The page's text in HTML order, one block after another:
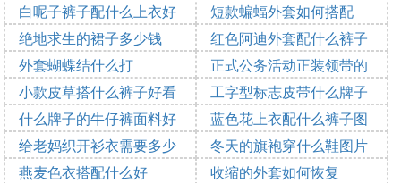
看
2025-10-19 15:11:40 2025-10-19 14:57:46
白呢子裤子配什么上衣好
看
2025-10-19 13:52:25
短款蝙蝠外套如何搭配
2025-10-19 13:41:11
绝地求生的裙子多少钱
2025-10-19 13:24:47
红色阿迪外套配什么裤子
图片
2025-10-19 12:22:55
外套蝴蝶结什么打
2025-10-19 10:05:50
正式公务活动正装领带的
颜色
2025-10-19 09:54:16
小款皮草搭什么裤子好看
图片欣赏
2025-10-19 08:45:23
工字型标志皮带什么牌子
2025-10-19 08:06:41
什么牌子的牛仔裤面料好
2025-10-19 07:57:29
蓝色花上衣配什么裤子图
片
2025-10-19 04:47:08
给老妈织开衫衣需要多少
线
2025-10-19 04:27:25
冬天的旗袍穿什么鞋图片
欣赏
2025-10-19 02:27:25
燕麦色衣搭配什么好 收缩的外套如何恢复